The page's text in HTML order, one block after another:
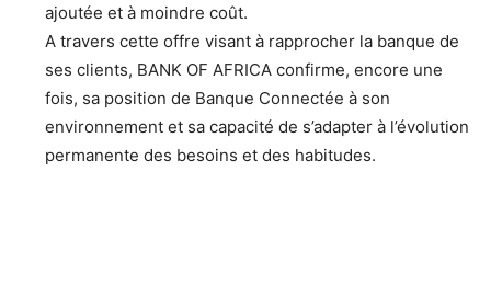
ajoutée et à moindre coût.
A travers cette offre visant à rapprocher la banque de
ses clients, BANK OF AFRICA confirme, encore une
fois, sa position de Banque Connectée à son
environnement et sa capacité de s’adapter à l’évolution
permanente des besoins et des habitudes.